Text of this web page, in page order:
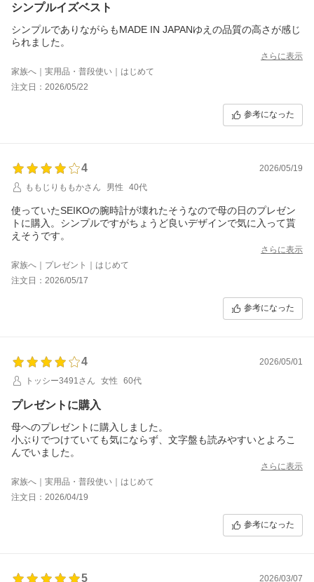
シンプルイズベスト
シンプルでありながらもMADE IN JAPANゆえの品質の高さが感じ
られました。
さらに表示
家族へ｜実用品・普段使い｜はじめて
注文日：2026/05/22
参考になった
4
2026/05/19
ももじりももかさん
男性 40代
使っていたSEIKOの腕時計が壊れたそうなので母の日のプレゼン
トに購入。シンプルですがちょうど良いデザインで気に入って貰
えそうです。
さらに表示
家族へ｜プレゼント｜はじめて
注文日：2026/05/17
参考になった
4
2026/05/01
トッシー3491さん
女性 60代
プレゼントに購入
母へのプレゼントに購入しました。
小ぶりでつけていても気にならず、文字盤も読みやすいとよろこ
んでいました。
さらに表示
家族へ｜実用品・普段使い｜はじめて
注文日：2026/04/19
参考になった
5 2026/03/07